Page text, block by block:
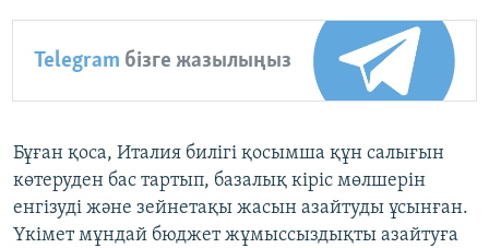
Telegram бізге жазылыңыз
Бұған қоса, Италия билігі қосымша құн салығын
көтеруден бас тартып, базалық кіріс мөлшерін
енгізуді және зейнетақы жасын азайтуды ұсынған.
Үкімет мұндай бюджет жұмыссыздықты азайтуға